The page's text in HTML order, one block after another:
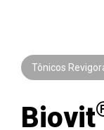
Tônicos
Biovit